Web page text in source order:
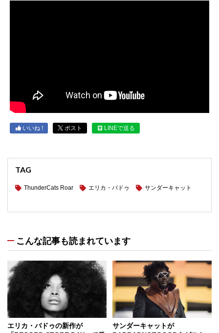
いいね ! ポスト LINEで送る
TAG
ThunderCats Roar エリカ・バドゥ サンダーキャット
こんな記事も読まれています
エリカ・バドゥの新作が
サンダーキャットが